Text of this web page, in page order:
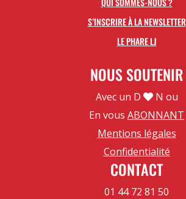
S’INSCRIRE À LA NEWSLETTER
LE PHARE LJ
NOUS SOUTENIR
Avec un D
N ou
En vous ABONNANT
Mentions légales
Confidentialité
CONTACT
01 44 72 81 50